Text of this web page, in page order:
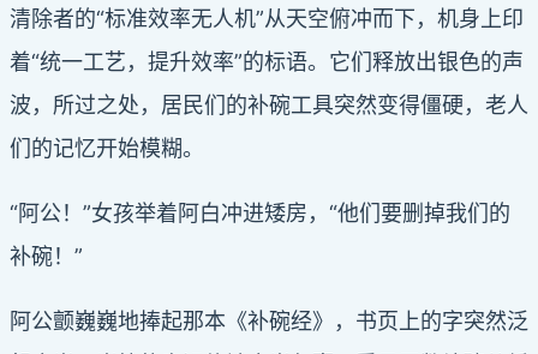
清除者的“标准效率无人机”从天空俯冲而下，机身上印
着“统一工艺，提升效率”的标语。它们释放出银色的声
波，所过之处，居民们的补碗工具突然变得僵硬，老人
们的记忆开始模糊。
“阿公！”女孩举着阿白冲进矮房，“他们要删掉我们的
补碗！”
阿公颤巍巍地捧起那本《补碗经》，书页上的字突然泛